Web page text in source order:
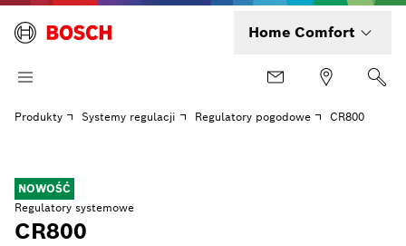
Home Comfort
Produkty Systemy regulacji Regulatory pogodowe CR800
NOWOŚĆ
Regulatory systemowe
CR800